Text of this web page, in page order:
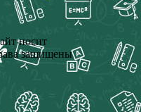
носит
защищены